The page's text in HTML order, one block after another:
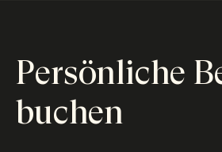
Persönliche
buchen